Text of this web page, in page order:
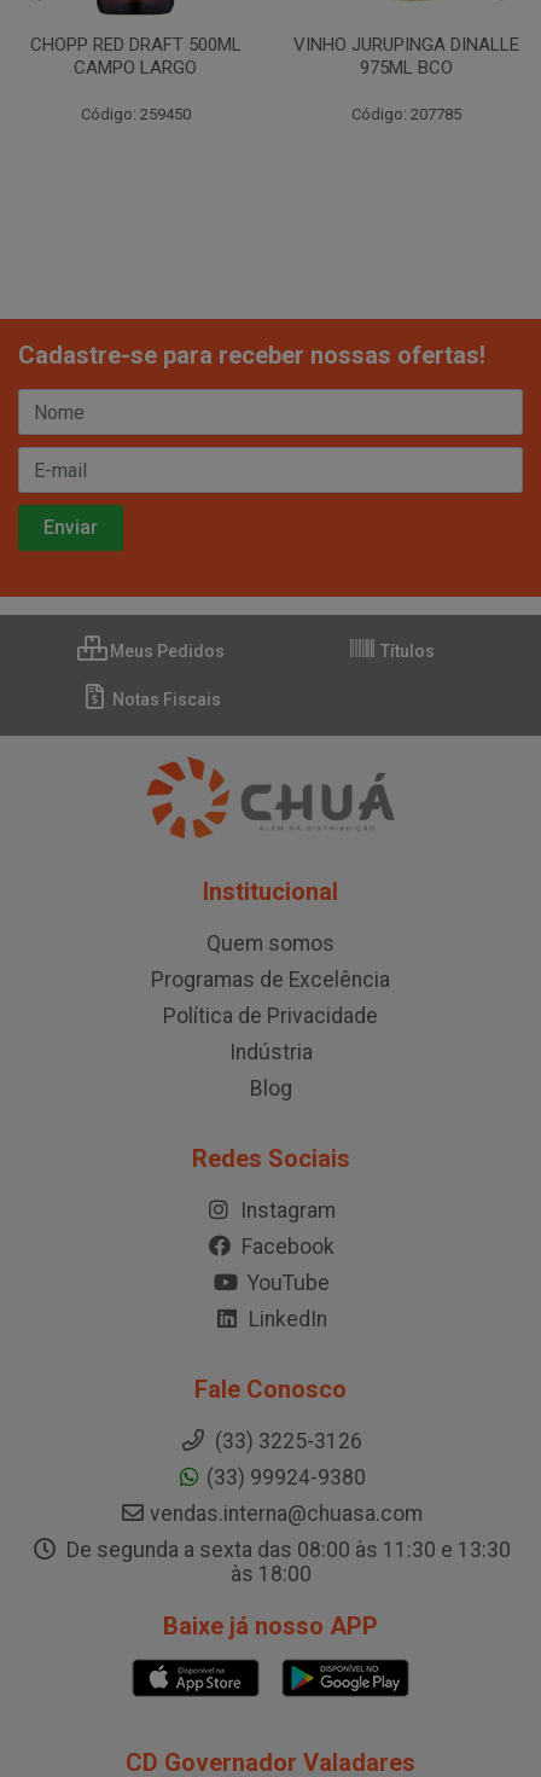
CHOPP RED DRAFT 500ML
CAMPO LARGO
Código: 259450
VINHO JURUPINGA DINALLE
975ML BCO
Código: 207785
Cadastre-se para receber nossas ofertas!
Meus Pedidos Títulos
Notas Fiscais
Institucional
Quem somos
Programas de Excelência
Política de Privacidade
Indústria
Blog
Redes Sociais
Instagram
Facebook
YouTube
LinkedIn
Fale Conosco
(33) 3225-3126
(33) 99924-9380
vendas.interna@chuasa.com
De segunda a sexta das 08:00 às 11:30 e 13:30
às 18:00
Baixe já nosso APP
CD Governador Valadares